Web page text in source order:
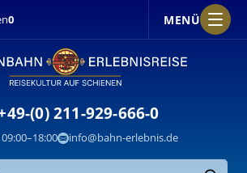
0 MENÜ
(0) 211-929-666-0
info@bahn-erlebnis.de